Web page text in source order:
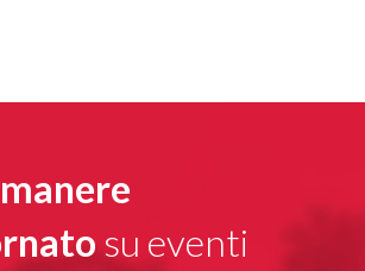
su eventi